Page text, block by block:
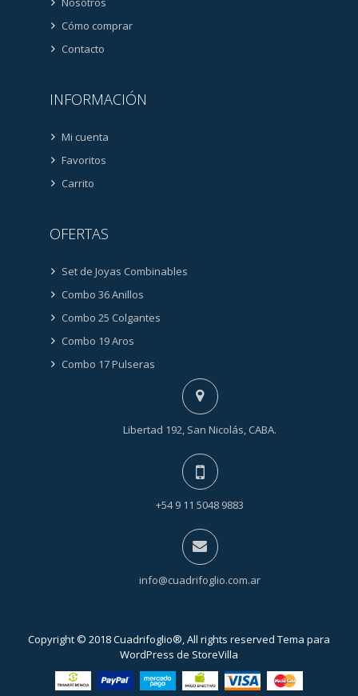
Cómo comprar
Contacto
INFORMACIÓN
Mi cuenta
Favoritos
Carrito
OFERTAS
Set de Joyas Combinables
Combo 36 Anillos
Combo 25 Colgantes
Combo 19 Aros
Combo 17 Pulseras
Libertad 192, San Nicolás, CABA.
+54 9 11 5048 9883
info@cuadrifoglio.com.ar
Copyright © 2018 Cuadrifoglio®, All rights reserved Tema para
WordPress de StoreVilla